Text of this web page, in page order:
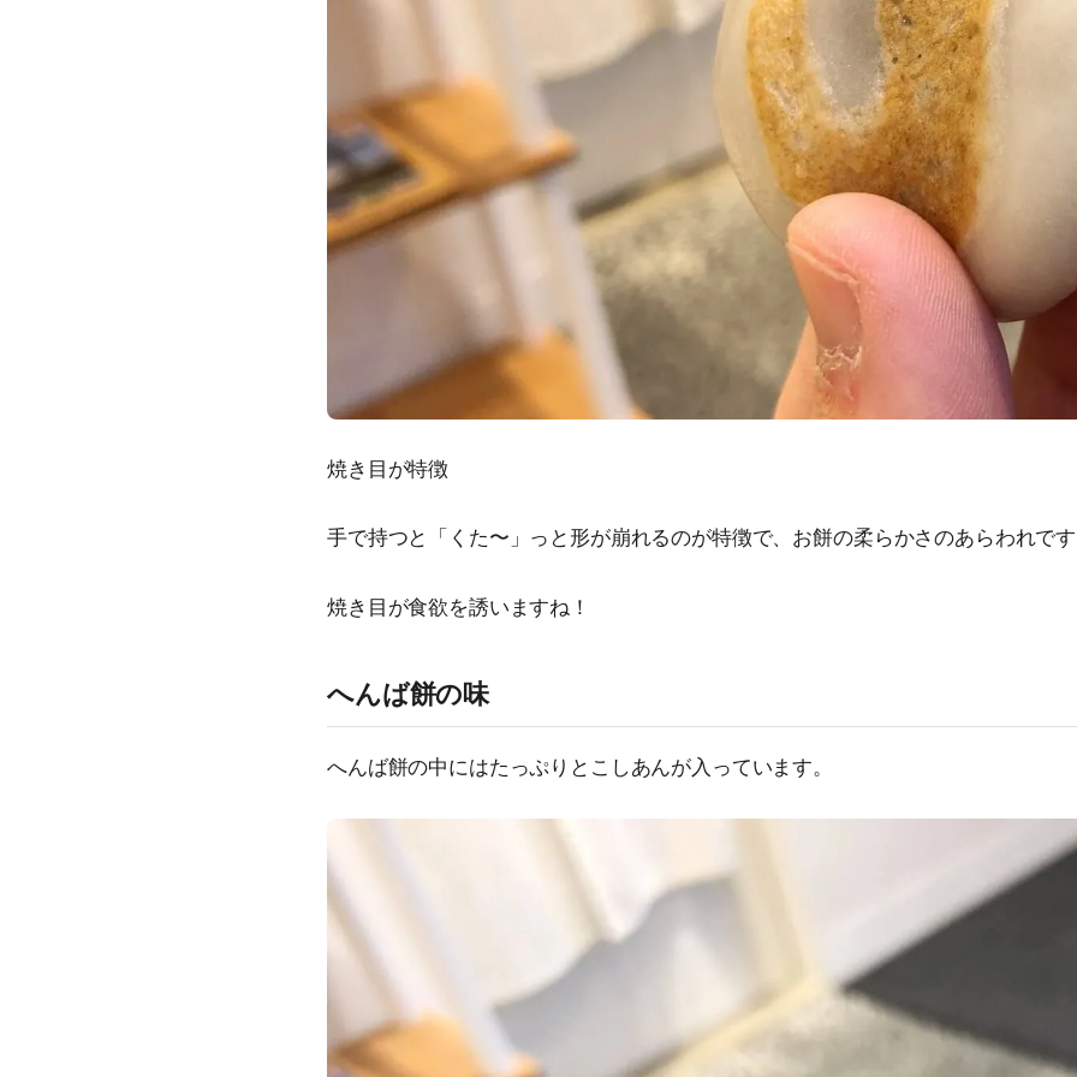
焼き目が特徴
手で持つと「くた〜」っと形が崩れるのが特徴で、お餅の柔らかさのあらわれで
焼き目が食欲を誘いますね！
へんば餅の味
へんば餅の中にはたっぷりとこしあんが入っています。